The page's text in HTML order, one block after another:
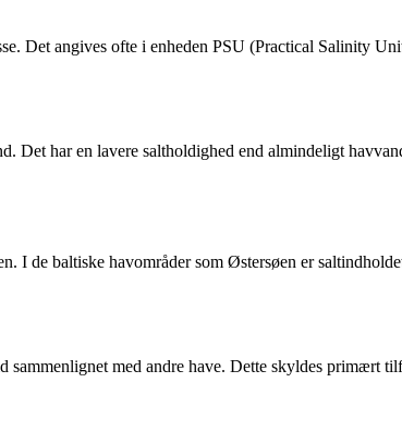
Det angives ofte i enheden PSU (Practical Salinity
Det har en lavere saltholdighed end almindeligt
I de baltiske havområder som Østersøen er
sammenlignet med andre have. Dette skyldes primært